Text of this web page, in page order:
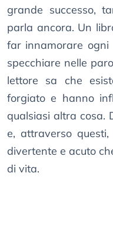
grande successo,
parla ancora. Un
far innamorare ogni
specchiare nelle
lettore sa che
forgiato e hanno
qualsiasi altra cosa.
e, attraverso
divertente e acuto
di vita.